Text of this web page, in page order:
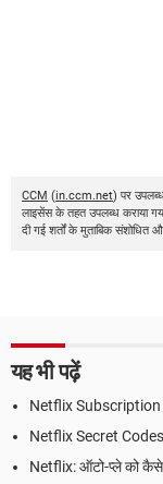
CCM (in.ccm.net) पर
लाइसेंस के तहत उपलब्ध कराया
दी गई शर्तों के मुताबिक संशोधित
यह भी पढ़ें
Netflix
Netflix Secret
Netflix: ऑटो-प्ले को